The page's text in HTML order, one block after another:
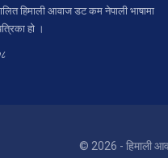
हिमाली आवाज डट कम नेपाली भाषामा
हो ।
© 2026 - हिमाली